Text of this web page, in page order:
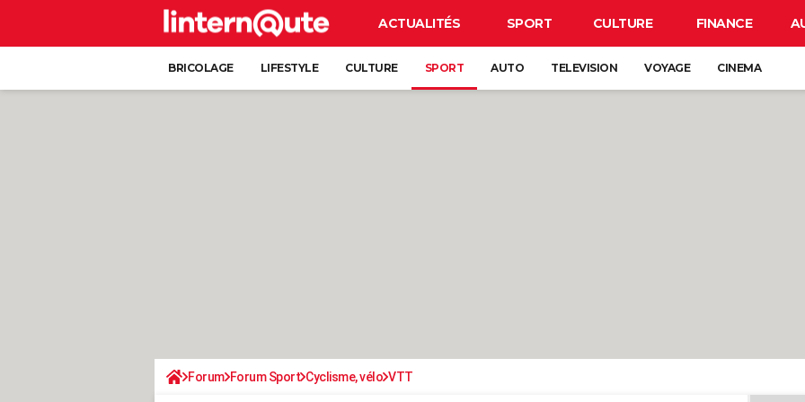
ACTUALITÉS SPORT CULTURE FINANCE
BRICOLAGE LIFESTYLE CULTURE SPORT AUTO TELEVISION VOYAGE CINEMA
Forum Forum Sport Cyclisme, vélo VTT